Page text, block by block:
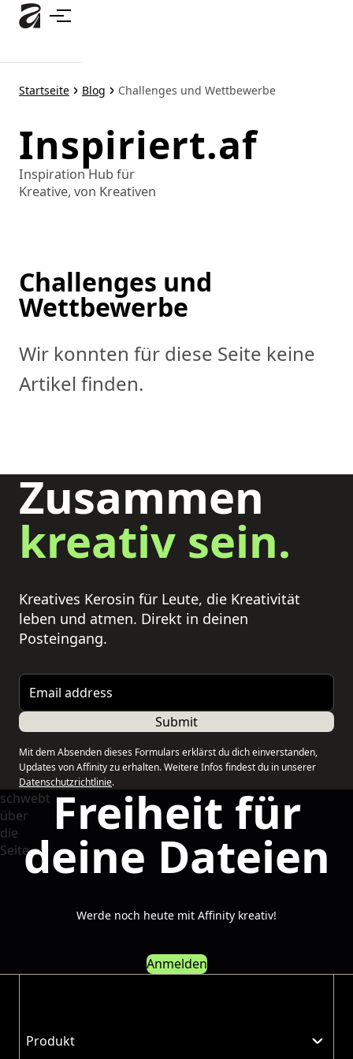
Zum
Hauptinhalt
Startseite Blog Challenges und Wettbewerbe
Inspiriert.af
Inspiration Hub für
Kreative, von Kreativen
Challenges und
Wettbewerbe
Wir konnten für diese Seite keine
Artikel finden.
Zusammen
kreativ sein.
Kreatives Kerosin für Leute, die Kreativität
leben und atmen. Direkt in deinen
Posteingang.
Email address
Submit
Mit dem Absenden dieses Formulars erklärst du dich einverstanden,
Updates von Affinity zu erhalten. Weitere Infos findest du in unserer
Datenschutzrichtlinie.
Freiheit für
deine Dateien
Werde noch heute mit Affinity kreativ!
Anmelden
Produkt